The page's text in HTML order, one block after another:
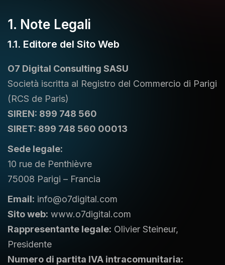
1. Note Legali
1.1. Editore del Sito Web
O7 Digital Consulting SASU
Società iscritta al Registro del Commercio di Parigi
(RCS de Paris)
SIREN: 899 748 560
SIRET: 899 748 560 00013
Sede legale:
10 rue de Penthièvre
75008 Parigi – Francia
Email: info@o7digital.com
Sito web: www.o7digital.com
Rappresentante legale: Olivier Steineur,
Presidente
Numero di partita IVA intracomunitaria: